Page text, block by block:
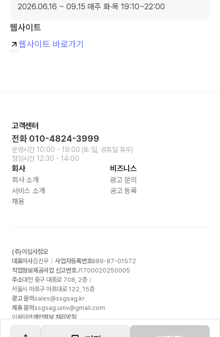
2026.06.16 ~ 09.15 매주 화·목 19:10~22:00
웹사이트
웹사이트 바로가기
고객센터
전화 010-4824-3999
운영시간 10:00 - 19:00 (토∙일, 공휴일 휴무)
점심시간 12:30 - 14:00
회사
회사 소개
서비스 소개
채용
비즈니스
광고 문의
공고 등록
(주)이십사점오
대표이사김신우 사업자등록번호889-87-01572
직업정보제공사업 신고번호J1700020250005
주소대전 중구 대종로 708, 2층
서울시 마포구 마포대로 122, 15층
광고 문의 sales@ssgsag.kr
제휴 문의 ssgsag.univ@gmail.com
이용약관개인정보 처리방침